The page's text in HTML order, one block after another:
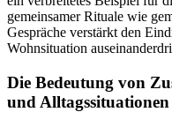
gemeinsamer Rituale wie
Gespräche verstärkt den
Wohnsituation
Die Bedeutung von
und Alltagssituationen